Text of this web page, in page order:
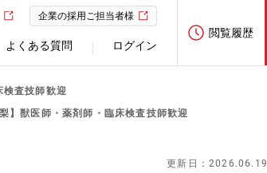
企業の採用ご担当者様
よくある質問 ログイン
閲覧履歴
検査技師歓迎
】獣医師・薬剤師・臨床検査技師歓迎
更新日：2026.06.19